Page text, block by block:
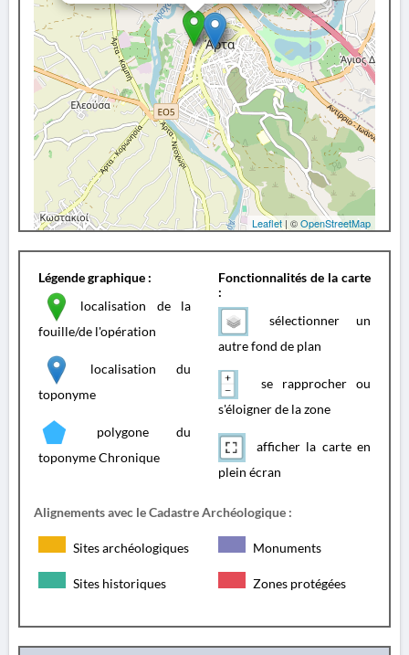
Leaflet| ©OpenStreetMap
Légende graphique :
localisation de la
fouille/de l'opération
localisation du
toponyme
polygone du
toponyme Chronique
Fonctionnalités de la carte
:
sélectionner un
autre fond de plan
se rapprocher ou
s'éloigner de la zone
afficher la carte en
plein écran
Alignements avec le Cadastre Archéologique :
Sites archéologiques Monuments
Sites historiques Zones protégées